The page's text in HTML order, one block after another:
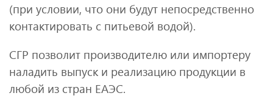
(при условии, что они будут непосредственно
контактировать с питьевой водой).
СГР позволит производителю или импортеру
наладить выпуск и реализацию продукции в
любой из стран ЕАЭС.